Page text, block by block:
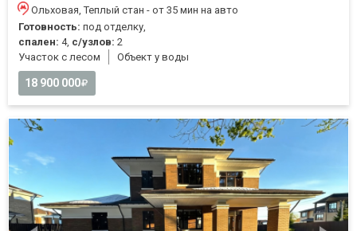
Ольховая, Теплый стан - от 35 мин на авто
Готовность: под отделку,
спален: 4, с/узлов: 2
Участок с лесом
Объект у воды
18 900 000